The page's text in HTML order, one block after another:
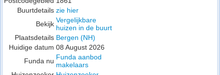
Buurtdetails zie hier
Bekijk Vergelijkbare
huizen in de buurt
Plaatsdetails Bergen (NH)
Huidige datum 08 August 2026
Funda nu Funda aanbod
makelaars